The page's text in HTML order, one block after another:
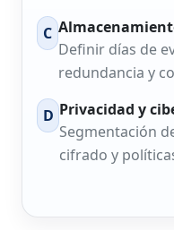
C
Definir días de
redundancia y
D Privacidad y
Segmentación
cifrado y